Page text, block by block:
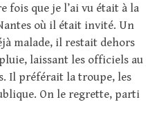
fois que je l’ai vu était à la
où il était invité. Un
malade, il restait dehors
laissant les officiels au
Il préférait la troupe, les
On le regrette, parti